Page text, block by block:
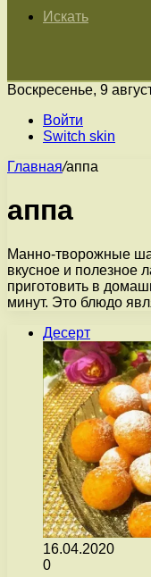
Искать
Воскресенье, 9
Войти
Switch skin
Главная/аппа
аппа
Манно-творожные
вкусное и полезное
приготовить в
минут. Это блюдо
Десерт
16.04.2020
0